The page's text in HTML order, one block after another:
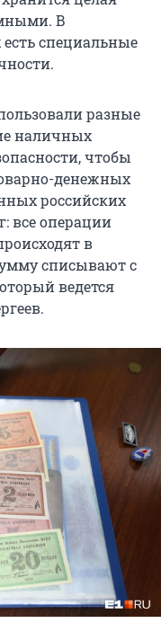
В
специальные
разные
наличных
чтобы
денежных
российских
все операции
в
списывают с
ведется